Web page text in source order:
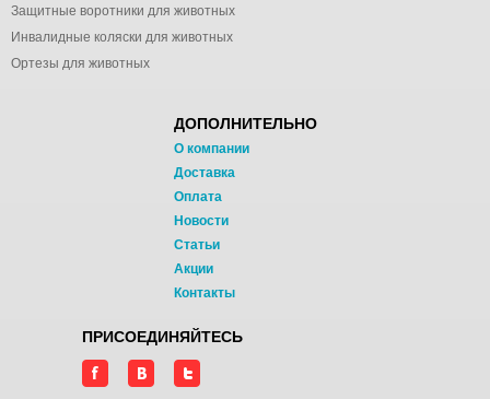
Защитные воротники для животных
Инвалидные коляски для животных
Ортезы для животных
ДОПОЛНИТЕЛЬНО
О компании
Доставка
Оплата
Новости
Статьи
Акции
Контакты
ПРИСОЕДИНЯЙТЕСЬ